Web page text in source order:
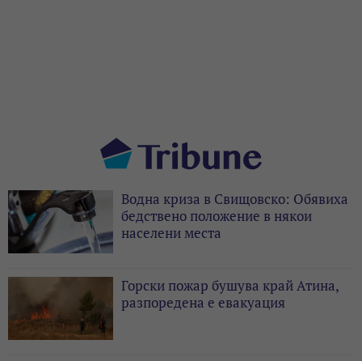
Водна криза в Свищовско: Обявиха
бедствено положение в някои
населени места
Горски пожар бушува край Атина,
разпоредена е евакуация